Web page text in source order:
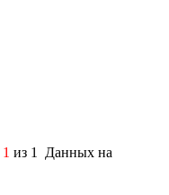
1 из 1 Данных на